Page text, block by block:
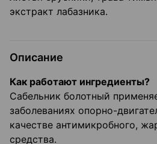
экстракт лабазника.
Описание
Как работают ингредиенты?
Сабельник болотный
заболеваниях опорно-
качестве антимикробного,
средства.